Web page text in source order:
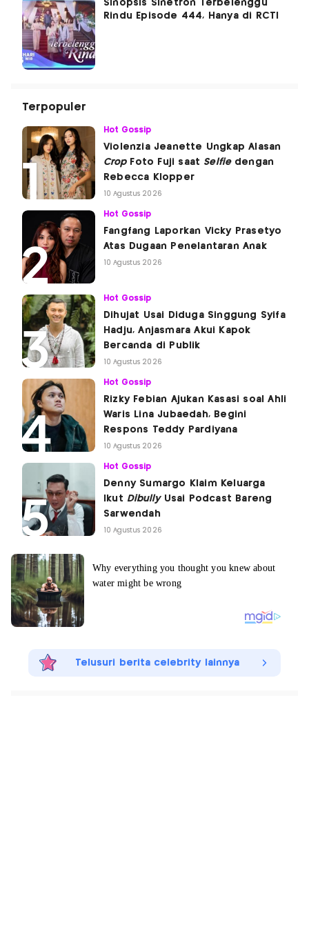
Sinopsis Sinetron Terbelenggu
Rindu Episode 444, Hanya di RCTI
Terpopuler
Hot Gossip
Violenzia Jeanette Ungkap Alasan
CropFoto Fuji saat Selfiedengan
Rebecca Klopper
10 Agustus 2026
Hot Gossip
Fangfang Laporkan Vicky Prasetyo
Atas Dugaan Penelantaran Anak
10 Agustus 2026
Hot Gossip
Dihujat Usai Diduga Singgung Syifa
Hadju, Anjasmara Akui Kapok
Bercanda di Publik
10 Agustus 2026
Hot Gossip
Rizky Febian Ajukan Kasasi soal Ahli
Waris Lina Jubaedah, Begini
Respons Teddy Pardiyana
10 Agustus 2026
Hot Gossip
Denny Sumargo Klaim Keluarga
Ikut DibullyUsai Podcast Bareng
Sarwendah
10 Agustus 2026
Telusuri berita celebrity lainnya